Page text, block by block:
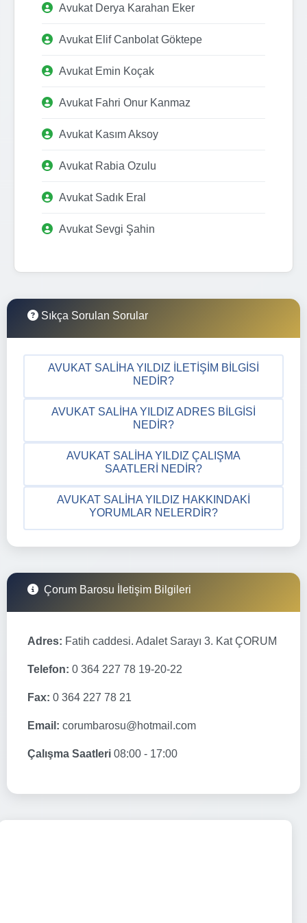
Avukat Derya Karahan Eker
Avukat Elif Canbolat Göktepe
Avukat Emin Koçak
Avukat Fahri Onur Kanmaz
Avukat Kasım Aksoy
Avukat Rabia Ozulu
Avukat Sadık Eral
Avukat Sevgi Şahin
Sıkça Sorulan Sorular
AVUKAT SALIHA YILDIZ İLETIŞIM BILGISI
NEDIR?
AVUKAT SALIHA YILDIZ ADRES BILGISI
NEDIR?
AVUKAT SALIHA YILDIZ ÇALIŞMA
SAATLERI NEDIR?
AVUKAT SALIHA YILDIZ HAKKINDAKI
YORUMLAR NELERDIR?
Çorum Barosu İletişim Bilgileri
Adres: Fatih caddesi. Adalet Sarayı 3. Kat ÇORUM
Telefon: 0 364 227 78 19-20-22
Fax: 0 364 227 78 21
Email: corumbarosu@hotmail.com
Çalışma Saatleri 08:00 - 17:00